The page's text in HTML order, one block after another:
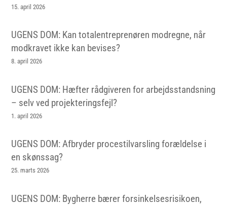
15. april 2026
UGENS DOM: Kan totalentreprenøren modregne, når
modkravet ikke kan bevises?
8. april 2026
UGENS DOM: Hæfter rådgiveren for arbejdsstandsning
– selv ved projekteringsfejl?
1. april 2026
UGENS DOM: Afbryder procestilvarsling forældelse i
en skønssag?
25. marts 2026
UGENS DOM: Bygherre bærer forsinkelsesrisikoen,